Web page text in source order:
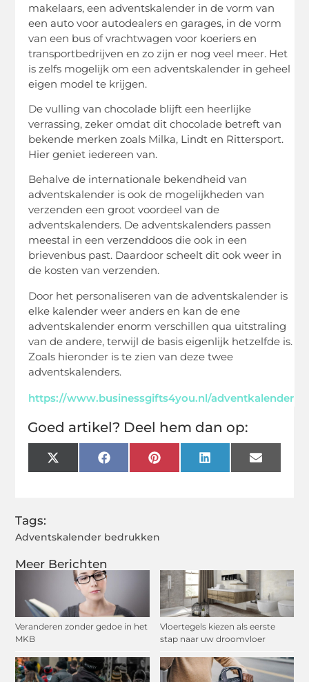
Meer Berichten
Veranderen zonder gedoe in het
MKB
Vloertegels kiezen als eerste
stap naar uw droomvloer
makelaars, een adventskalender in de vorm van
een auto voor autodealers en garages, in de vorm
van een bus of vrachtwagen voor koeriers en
transportbedrijven en zo zijn er nog veel meer. Het
is zelfs mogelijk om een adventskalender in geheel
eigen model te krijgen.
De vulling van chocolade blijft een heerlijke
verrassing, zeker omdat dit chocolade betreft van
bekende merken zoals Milka, Lindt en Rittersport.
Hier geniet iedereen van.
Behalve de internationale bekendheid van
adventskalender is ook de mogelijkheden van
verzenden een groot voordeel van de
adventskalenders. De adventskalenders passen
meestal in een verzenddoos die ook in een
brievenbus past. Daardoor scheelt dit ook weer in
de kosten van verzenden.
Door het personaliseren van de adventskalender is
elke kalender weer anders en kan de ene
adventskalender enorm verschillen qua uitstraling
van de andere, terwijl de basis eigenlijk hetzelfde is.
Zoals hieronder is te zien van deze twee
adventskalenders.
https://www.businessgifts4you.nl/adventkalender
Goed artikel? Deel hem dan op:
X
(Twitter)
FacebookPinterestLinkedInEmail
Tags:
Adventskalender bedrukken